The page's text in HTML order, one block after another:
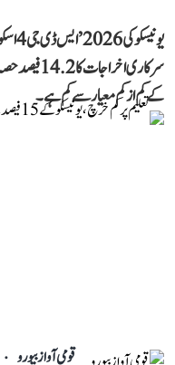
کے کم از کم معیار سے کم ہے۔
قومی آواز بیورو